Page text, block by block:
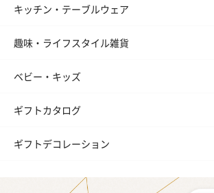
キッチン・テーブルウェア
趣味・ライフスタイル雑貨
ベビー・キッズ
ギフトカタログ
ギフトデコレーション